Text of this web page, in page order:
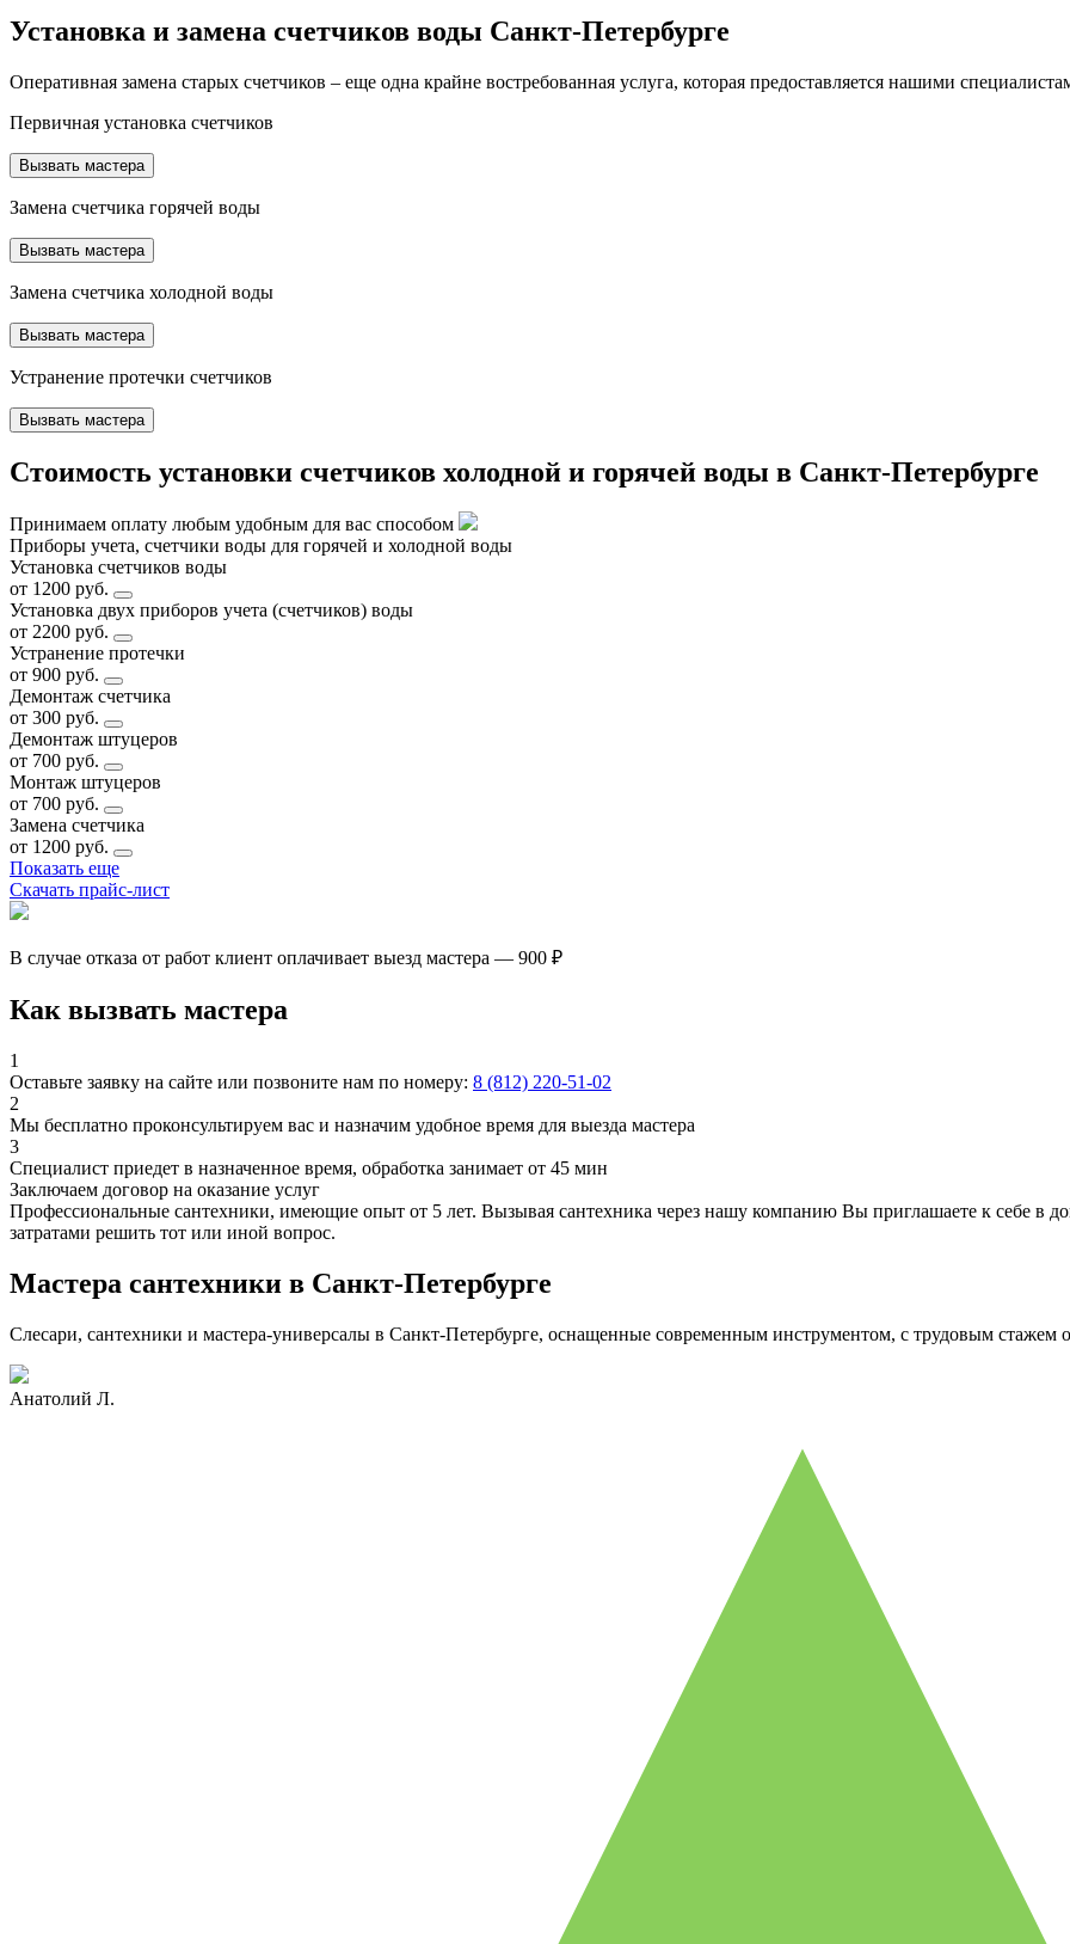
Установка и замена счетчиков воды Санкт-Петербурге
Оперативная замена старых счетчиков – еще одна крайне востребованная услуга, которая предоставляется нашими
Первичная установка счетчиков
Вызвать мастера
Замена счетчика горячей воды
Вызвать мастера
Замена счетчика холодной воды
Вызвать мастера
Устранение протечки счетчиков
Вызвать мастера
Стоимость установки счетчиков холодной и горячей воды в Санкт-Петербурге
Принимаем оплату любым удобным для вас способом
Приборы учета, счетчики воды для горячей и холодной воды
Установка счетчиков воды
от 1200 руб.
Установка двух приборов учета (счетчиков) воды
от 2200 руб.
Устранение протечки
от 900 руб.
Демонтаж счетчика
от 300 руб.
Демонтаж штуцеров
от 700 руб.
Монтаж штуцеров
от 700 руб.
Замена счетчика
от 1200 руб.
Показать еще
Скачать прайс-лист
В случае отказа от работ клиент оплачивает выезд мастера — 900 ₽
Как вызвать мастера
1
Оставьте заявку на сайте или позвоните нам по номеру: 8 (812) 220-51-02
2
Мы бесплатно проконсультируем вас и назначим удобное время для выезда мастера
3
Специалист приедет в назначенное время, обработка занимает от 45 мин
Заключаем договор на оказание услуг
Профессиональные сантехники, имеющие опыт от 5 лет. Вызывая сантехника через нашу компанию Вы приглашаете к себе в
затратами решить тот или иной вопрос.
Мастера сантехники в Санкт-Петербурге
Слесари, сантехники и мастера-универсалы в Санкт-Петербурге, оснащенные современным инструментом, с трудовым стажем
Анатолий Л.